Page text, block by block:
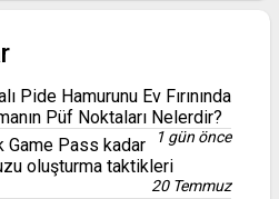
Pide Hamurunu Ev Fırınında
Püf Noktaları Nelerdir?
1 gün önce
Game Pass kadar
oluşturma taktikleri
20 Temmuz